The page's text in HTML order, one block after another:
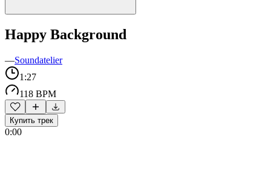
Happy Background
—Soundatelier
1:27
118 BPM
Купить трек
0:00